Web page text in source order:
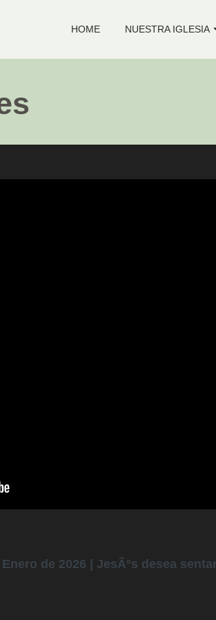
HOME NUESTRA IGLESIA
de 2026 | JesÃºs desea